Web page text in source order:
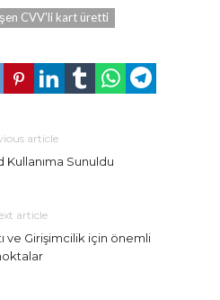
CVV'li kart üretti
article
Kullanıma Sunuldu
article
ve Girişimcilik için önemli